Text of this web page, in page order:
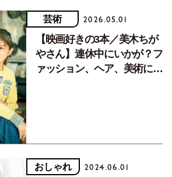
芸術 2026.05.01
【映画好きの3本／美木ちが
やさん】連休中にいかが？フ
ァッション、ヘア、美術に注
おしゃれ 2024.06.01